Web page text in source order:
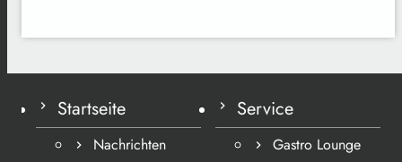
Startseite
Nachrichten
Service
Gastro Lounge